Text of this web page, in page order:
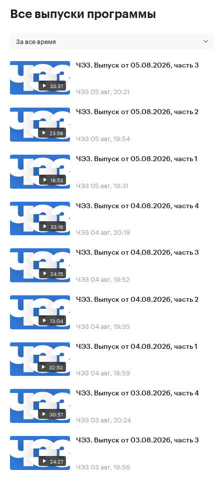
Все выпуски программы
За все время
33:37
ЧЭЗ. Выпуск от 05.08.2026, часть 3
ЧЭЗ 05 авг, 20:21
23:58
ЧЭЗ. Выпуск от 05.08.2026, часть 2
ЧЭЗ 05 авг, 19:54
18:53
ЧЭЗ. Выпуск от 05.08.2026, часть 1
ЧЭЗ 05 авг, 19:31
33:16
ЧЭЗ. Выпуск от 04.08.2026, часть 4
ЧЭЗ 04 авг, 20:19
24:15
ЧЭЗ. Выпуск от 04.08.2026, часть 3
ЧЭЗ 04 авг, 19:52
13:04
ЧЭЗ. Выпуск от 04.08.2026, часть 2
ЧЭЗ 04 авг, 19:35
32:50
ЧЭЗ. Выпуск от 04.08.2026, часть 1
ЧЭЗ 04 авг, 18:59
30:57
ЧЭЗ. Выпуск от 03.08.2026, часть 4
ЧЭЗ 03 авг, 20:24
24:27
ЧЭЗ. Выпуск от 03.08.2026, часть 3
ЧЭЗ 03 авг, 19:56